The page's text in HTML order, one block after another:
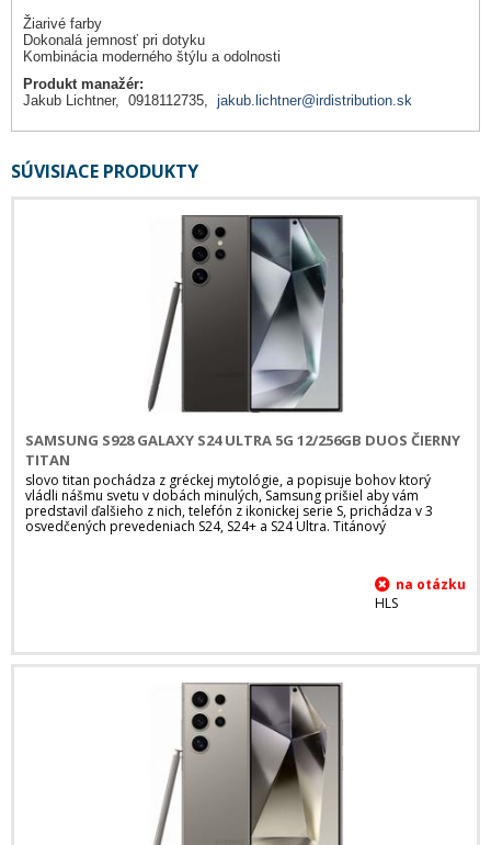
Žiarivé farby
Dokonalá jemnosť pri dotyku
Kombinácia moderného štýlu a odolnosti
Produkt manažér:
Jakub Lichtner, 0918112735, jakub.lichtner@irdistribution.sk
SÚVISIACE PRODUKTY
SAMSUNG S928 GALAXY S24 ULTRA 5G 12/256GB DUOS ČIERNY
TITAN
slovo titan pochádza z gréckej mytológie, a popisuje bohov ktorý
vládli nášmu svetu v dobách minulých, Samsung prišiel aby vám
predstavil ďalšieho z nich, telefón z ikonickej serie S, prichádza v 3
osvedčených prevedeniach S24, S24+ a S24 Ultra. Titánový
HLS